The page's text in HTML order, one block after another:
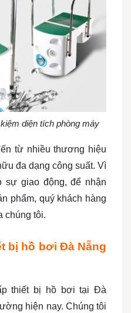
diện tích phòng máy
từ nhiều thương hiệu
đa dạng công suất. Vì
sự giao động, để nhận
phẩm, quý khách hàng
chúng tôi.
bị hồ bơi Đà Nẵng
thiết bị hồ bơi tại Đà
hiện nay. Chúng tôi